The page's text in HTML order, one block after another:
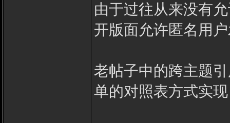
由于过往从来没有
开版面允许匿名用
老帖子中的跨主题
单的对照表方式实